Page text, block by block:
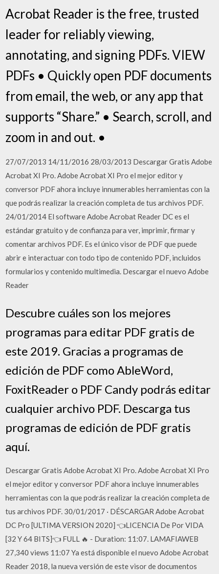
Acrobat Reader is the free, trusted
leader for reliably viewing,
annotating, and signing PDFs. VIEW
PDFs • Quickly open PDF documents
from email, the web, or any app that
supports “Share.” • Search, scroll, and
zoom in and out. •
27/07/2013 14/11/2016 28/03/2013 Descargar Gratis Adobe
Acrobat XI Pro. Adobe Acrobat XI Pro el mejor editor y
conversor PDF ahora incluye innumerables herramientas con la
que podrás realizar la creación completa de tus archivos PDF.
24/01/2014 El software Adobe Acrobat Reader DC es el
estándar gratuito y de confianza para ver, imprimir, firmar y
comentar archivos PDF. Es el único visor de PDF que puede
abrir e interactuar con todo tipo de contenido PDF, incluidos
formularios y contenido multimedia. Descargar el nuevo Adobe
Reader
Descubre cuáles son los mejores
programas para editar PDF gratis de
este 2019. Gracias a programas de
edición de PDF como AbleWord,
FoxitReader o PDF Candy podrás editar
cualquier archivo PDF. Descarga tus
programas de edición de PDF gratis
aquí.
Descargar Gratis Adobe Acrobat XI Pro. Adobe Acrobat XI Pro
el mejor editor y conversor PDF ahora incluye innumerables
herramientas con la que podrás realizar la creación completa de
tus archivos PDF. 30/01/2017 · DÉSCARGAR Adobe Acrobat
DC Pro [ULTIMA VERSION 2020] 👈LICENCIA De Por VIDA
[32 Y 64 BITS]👈 FULL 🔥 - Duration: 11:07. LAMAFIAWEB
27,340 views 11:07 Ya está disponible el nuevo Adobe Acrobat
Reader 2018, la nueva versión de este visor de documentos